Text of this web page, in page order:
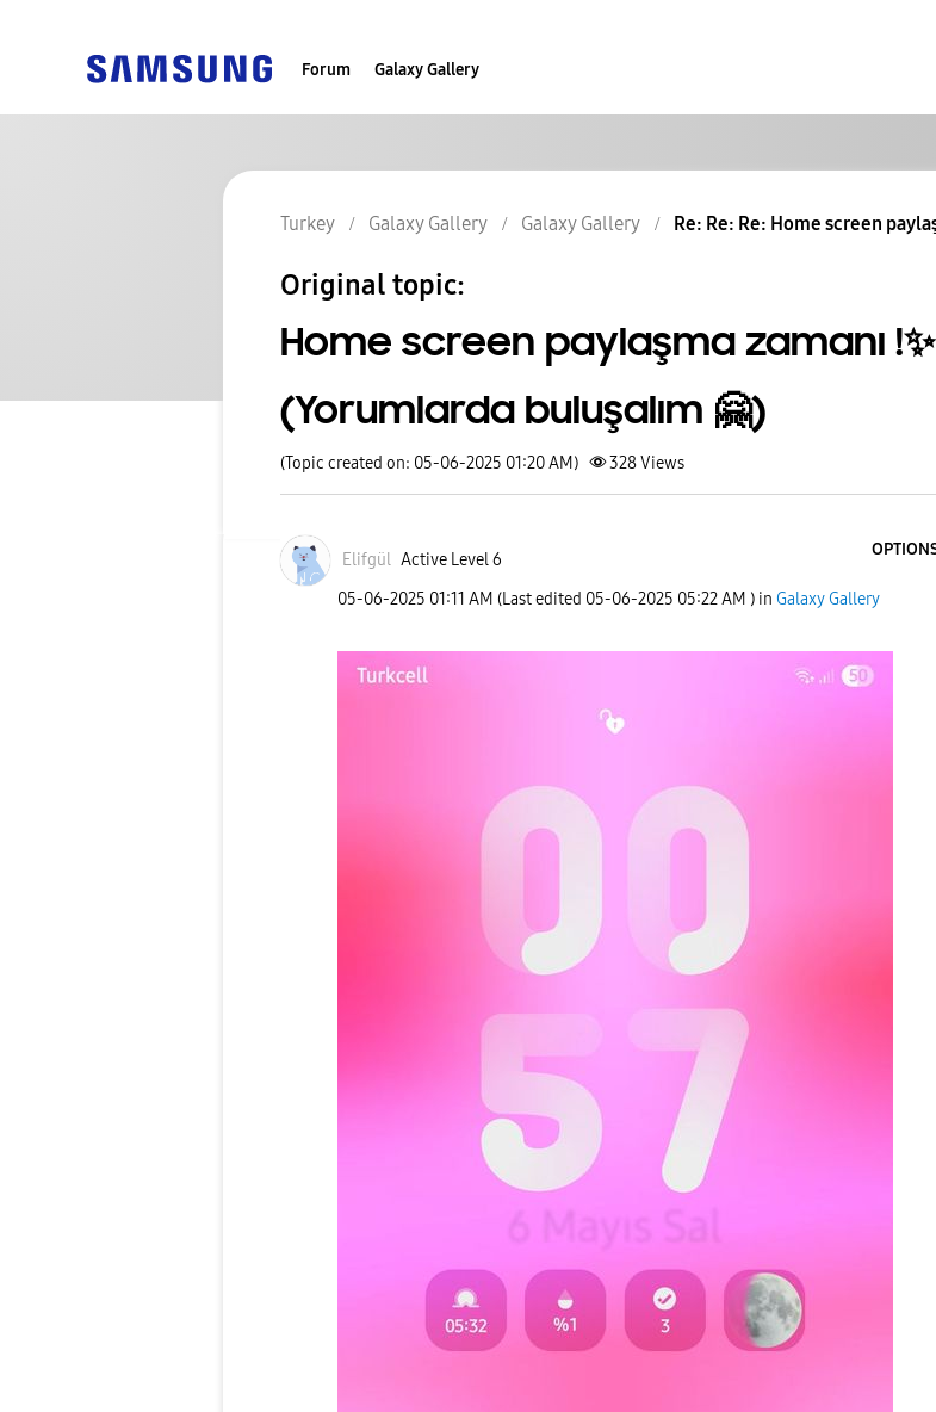
Forum Galaxy Gallery
Turkey Galaxy Gallery Galaxy Gallery Re: Re: Re: Home screen
Original topic:
Home screen paylaşma zamanı !✨️
(Yorumlarda buluşalım 🤗)
(Topic created on: 05-06-2025 01:20 AM) 328Views
Elifgül Active Level 6
‎05-06-2025 01:11 AM (Last edited ‎05-06-2025 05:22 AM ) in Galaxy Gallery